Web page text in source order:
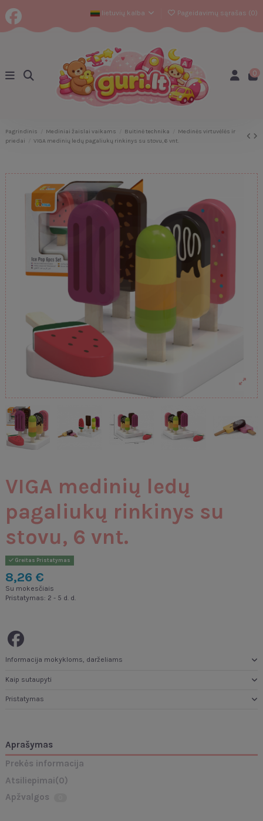
lietuvių kalba Pageidavimų sąrašas (0)
0
Pagrindinis Mediniai žaislai vaikams Buitinė technika
Medinės virtuvėlės ir
priedai
VIGA medinių ledų pagaliukų rinkinys su stovu, 6 vnt.
VIGA medinių ledų
pagaliukų rinkinys su
stovu, 6 vnt.
Greitas Pristatymas
8,26 €
Su mokesčiais
Pristatymas: 2 - 5 d. d.
Informacija mokykloms, darželiams
Kaip sutaupyti
Pristatymas
Aprašymas
Prekės informacija
Atsiliepimai(0)
Apžvalgos